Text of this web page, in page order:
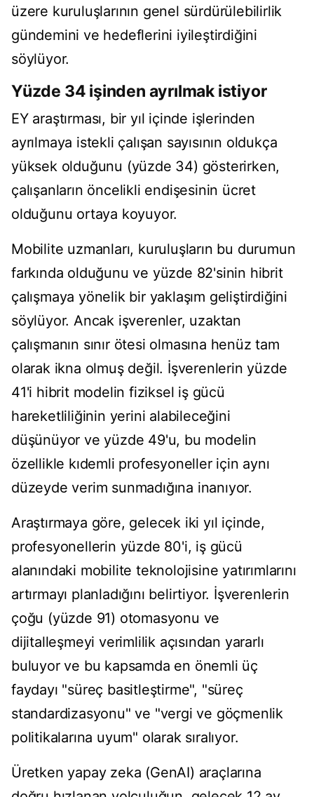
üzere kuruluşlarının genel sürdürülebilirlik
gündemini ve hedeflerini iyileştirdiğini
söylüyor.
Yüzde 34 işinden ayrılmak istiyor
EY araştırması, bir yıl içinde işlerinden
ayrılmaya istekli çalışan sayısının oldukça
yüksek olduğunu (yüzde 34) gösterirken,
çalışanların öncelikli endişesinin ücret
olduğunu ortaya koyuyor.
Mobilite uzmanları, kuruluşların bu durumun
farkında olduğunu ve yüzde 82'sinin hibrit
çalışmaya yönelik bir yaklaşım geliştirdiğini
söylüyor. Ancak işverenler, uzaktan
çalışmanın sınır ötesi olmasına henüz tam
olarak ikna olmuş değil. İşverenlerin yüzde
41'i hibrit modelin fiziksel iş gücü
hareketliliğinin yerini alabileceğini
düşünüyor ve yüzde 49'u, bu modelin
özellikle kıdemli profesyoneller için aynı
düzeyde verim sunmadığına inanıyor.
Araştırmaya göre, gelecek iki yıl içinde,
profesyonellerin yüzde 80'i, iş gücü
alanındaki mobilite teknolojisine yatırımlarını
artırmayı planladığını belirtiyor. İşverenlerin
çoğu (yüzde 91) otomasyonu ve
dijitalleşmeyi verimlilik açısından yararlı
buluyor ve bu kapsamda en önemli üç
faydayı "süreç basitleştirme", "süreç
standardizasyonu" ve "vergi ve göçmenlik
politikalarına uyum" olarak sıralıyor.
Üretken yapay zeka (GenAI) araçlarına